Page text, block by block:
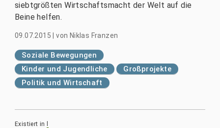
siebtgrößten Wirtschaftsmacht der Welt auf die
Beine helfen.
09.07.2015|von Niklas Franzen
Soziale Bewegungen
Kinder und Jugendliche
Großprojekte
Politik und Wirtschaft
Existiert in